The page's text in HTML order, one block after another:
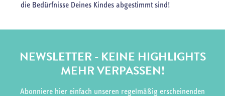
die Bedürfnisse Deines Kindes abgestimmt sind!
NEWSLETTER - KEINE HIGHLIGHTS
MEHR VERPASSEN!
Abonniere hier einfach unseren regelmäßig erscheinenden